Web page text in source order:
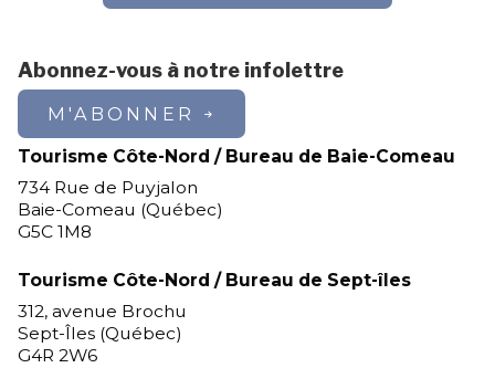
Abonnez-vous à notre infolettre
M'ABONNER
Tourisme Côte-Nord / Bureau de Baie-Comeau
734 Rue de Puyjalon
Baie-Comeau (Québec)
G5C 1M8
Tourisme Côte-Nord / Bureau de Sept-îles
312, avenue Brochu
Sept-Îles (Québec)
G4R 2W6